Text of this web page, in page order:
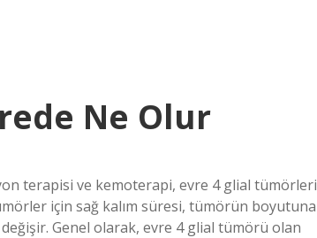
Ne Olur
terapisi ve kemoterapi, evre 4 glial tümörleri
için sağ kalım süresi, tümörün boyutuna
Genel olarak, evre 4 glial tümörü olan